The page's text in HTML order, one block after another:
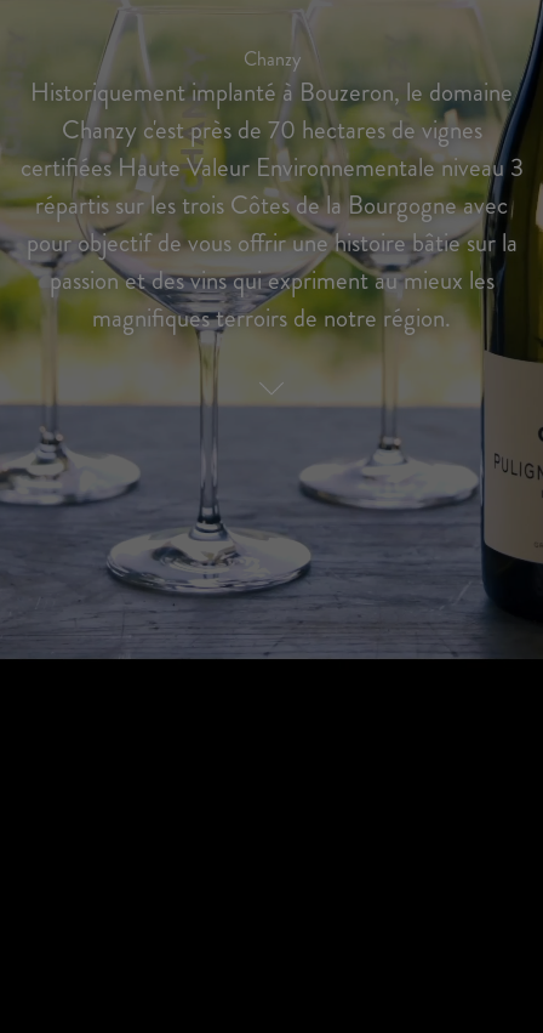
Chanzy
Historiquement implanté à Bouzeron, le domaine
Chanzy c'est près de 70 hectares de vignes
certifiées Haute Valeur Environnementale niveau 3
répartis sur les trois Côtes de la Bourgogne avec
pour objectif de vous offrir une histoire bâtie sur la
passion et des vins qui expriment au mieux les
magnifiques terroirs de notre région.